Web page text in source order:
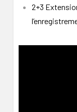
2+3